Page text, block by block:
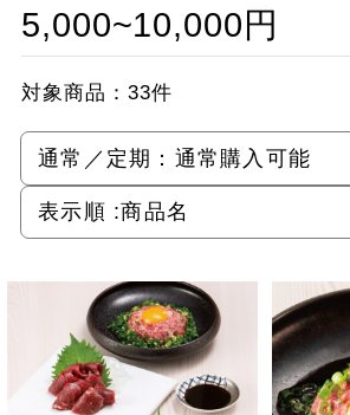
5,000~10,000円
対象商品： 33件
通常／定期： 通常購入可能
表示順 :商品名